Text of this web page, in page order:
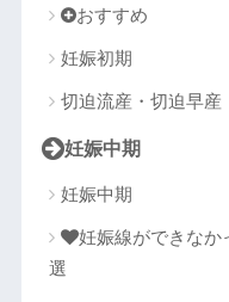
おすすめ
妊娠初期
切迫流産・切迫早産
妊娠中期
妊娠中期
妊娠線ができなか
選